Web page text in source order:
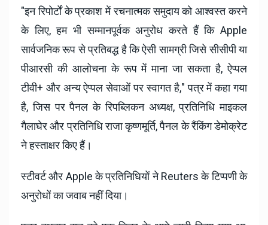
"इन रिपोर्टों के प्रकाश में रचनात्मक समुदाय को आश्वस्त करने
के लिए, हम भी सम्मानपूर्वक अनुरोध करते हैं कि Apple
सार्वजनिक रूप से प्रतिबद्ध है कि ऐसी सामग्री जिसे सीसीपी या
पीआरसी की आलोचना के रूप में माना जा सकता है, ऐप्पल
टीवी+ और अन्य ऐप्पल सेवाओं पर स्वागत है," पत्र में कहा गया
है, जिस पर पैनल के रिपब्लिकन अध्यक्ष, प्रतिनिधि माइकल
गैलाघेर और प्रतिनिधि राजा कृष्णमूर्ति, पैनल के रैंकिंग डेमोक्रेट
ने हस्ताक्षर किए हैं।
स्टीवर्ट और Apple के प्रतिनिधियों ने Reuters के टिप्पणी के
अनुरोधों का जवाब नहीं दिया।